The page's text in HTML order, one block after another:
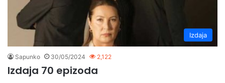
Izdaja
Sapunko 30/05/2024 2,122
Izdaja 70 epizoda